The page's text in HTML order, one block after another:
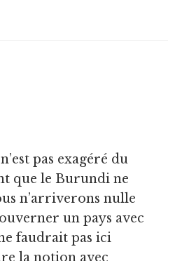
pas exagéré du
que le Burundi ne
n’arriverons nulle
un pays avec
faudrait pas ici
la notion avec